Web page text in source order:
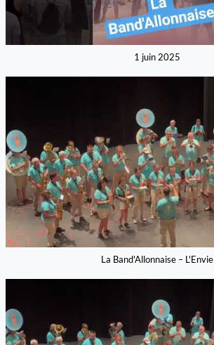
1 juin 2025
La Band'Allonnaise – L'Envie